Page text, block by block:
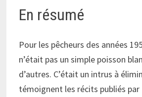
En résumé
Pour les pêcheurs des années
n’était pas un simple poisson
d’autres. C’était un intrus à
témoignent les récits publiés par